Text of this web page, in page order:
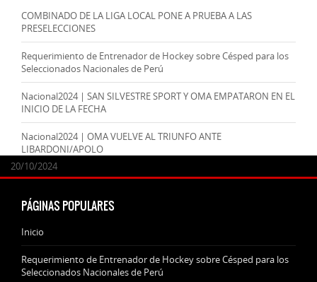
COMBINADO DE LA LIGA LOCAL PONE A PRUEBA A LAS
PRESELECCIONES
24/09/2025
Requerimiento de Entrenador de Hockey sobre Césped para los
Seleccionados Nacionales de Perú
07/11/2024
Nacional2024 | SAN SILVESTRE SPORT Y OMA EMPATARON EN EL
INICIO DE LA FECHA
20/10/2024
Nacional2024 | OMA VUELVE AL TRIUNFO ANTE
LIBARDONI/APOLO
20/10/2024
PÁGINAS POPULARES
Inicio
Requerimiento de Entrenador de Hockey sobre Césped para los
Seleccionados Nacionales de Perú